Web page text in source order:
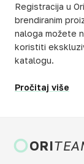
Registracija u
brendiranim
naloga možete
koristiti
katalogu.
Pročitaj više
ORI